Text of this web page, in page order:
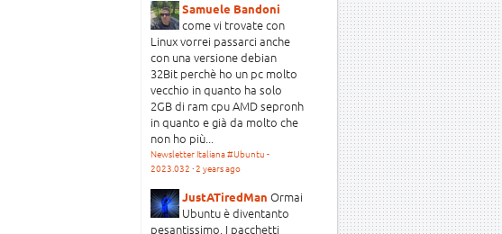
Samuele Bandoni
come vi trovate con
Linux vorrei passarci anche
con una versione debian
32Bit perchè ho un pc molto
vecchio in quanto ha solo
2GB di ram cpu AMD sepronh
in quanto e già da molto che
non ho più...
Newsletter Italiana #Ubuntu -
2023.032 ·2 years ago
JustATiredMan Ormai
Ubuntu è diventanto
pesantissimo. I pacchetti